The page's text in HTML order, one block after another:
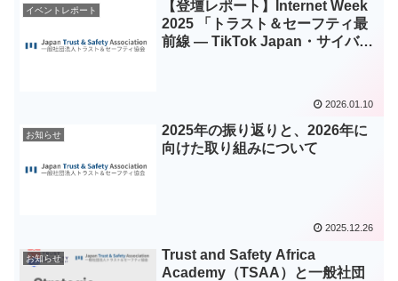
イベントレポート
【登壇レポート】Internet Week
2025 「トラスト＆セーフティ最
前線 — TikTok Japan・サイバー
2026.01.10
お知らせ
2025年の振り返りと、2026年に
向けた取り組みについて
2025.12.26
お知らせ
Trust and Safety Africa
Academy（TSAA）と一般社団